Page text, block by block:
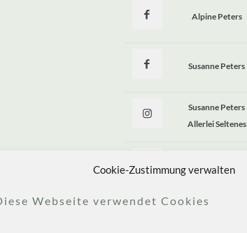
Cookie-Zustimmung verwalten
Webseite verwendet Cookies
Alpine Peters
Susanne Peters
Susanne Peters
Allerlei Seltenes
Allerlei Seltenes